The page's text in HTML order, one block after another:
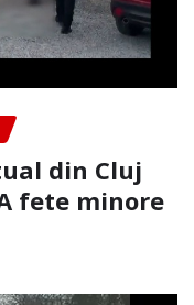
din Cluj
fete minore